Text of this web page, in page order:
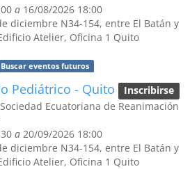
a 16/08/2026 18:00
diciembre N34-154, entre El Batán y
Atelier, Oficina 1 Quito
Buscar eventos futuros
Pediátrico - Quito Inscribirse
Sociedad Ecuatoriana de Reanimación
a 20/09/2026 18:00
diciembre N34-154, entre El Batán y
Atelier, Oficina 1 Quito